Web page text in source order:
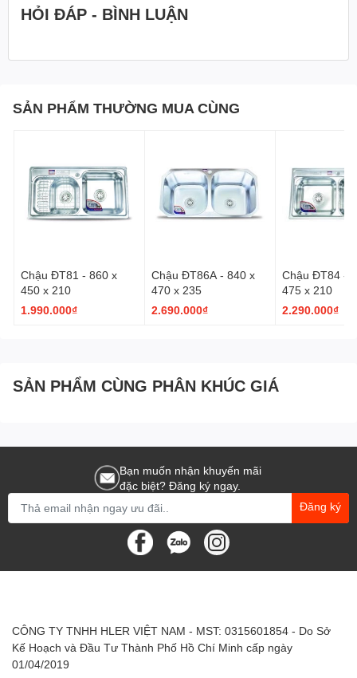
Không sử dụng hoặc để lẫn với axit, các chất có độ ăn mòn
HỎI ĐÁP - BÌNH LUẬN
SẢN PHẨM THƯỜNG MUA CÙNG
Chậu ĐT81 - 860 x
450 x 210
1.990.000₫
Chậu ĐT86A - 840 x
470 x 235
2.690.000₫
Chậu ĐT84 -
475 x 210
2.290.000₫
SẢN PHẨM CÙNG PHÂN KHÚC GIÁ
Bạn muốn nhận khuyến mãi
đặc biệt? Đăng ký ngay.
Đăng ký
CÔNG TY TNHH HLER VIỆT NAM - MST: 0315601854 - Do Sở
Kế Hoạch và Đầu Tư Thành Phố Hồ Chí Minh cấp ngày
01/04/2019